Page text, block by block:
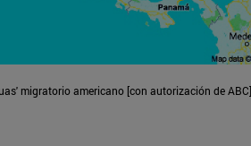
migratorio americano [con autorización de ABC]